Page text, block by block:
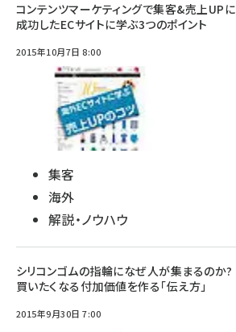
コンテンツマーケティングで集客&売上UPに
成功したECサイトに学ぶ3つのポイント
2015年10月7日 8:00
集客
海外
解説・ノウハウ
シリコンゴムの指輪になぜ人が集まるのか?
買いたくなる付加価値を作る「伝え方」
2015年9月30日 7:00